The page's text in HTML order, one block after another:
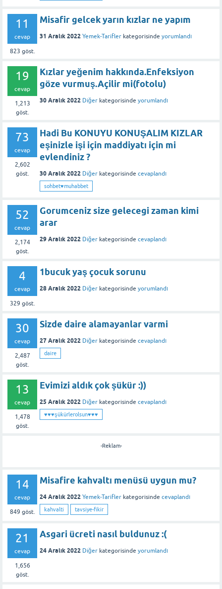
11
cevap
823 göst.
Misafir gelcek yarın kızlar ne yapım
31 Aralık 2022 Yemek-Tarifler kategorisinde yorumlandı
19
cevap
1,213
göst.
Kızlar yeğenim hakkında.Enfeksiyon
göze vurmuş.Açilir mi(fotolu)
30 Aralık 2022 Diğer kategorisinde yorumlandı
73
cevap
2,602
göst.
Hadi Bu KONUYU KONUŞALIM KIZLAR
eşinizle işi için maddiyatı için mi
evlendiniz ?
30 Aralık 2022 Diğer kategorisinde cevaplandı
sohbet♥️muhabbet
52
cevap
2,174
göst.
Gorumceniz size gelecegi zaman kimi
arar
29 Aralık 2022 Diğer kategorisinde cevaplandı
4
cevap
329 göst.
1bucuk yaş çocuk sorunu
28 Aralık 2022 Diğer kategorisinde yorumlandı
30
cevap
2,487
göst.
Sizde daire alamayanlar varmi
27 Aralık 2022 Diğer kategorisinde cevaplandı
daire
13
cevap
1,478
göst.
Evimizi aldık çok şükür :))
25 Aralık 2022 Diğer kategorisinde cevaplandı
♥️♥️♥️şükürlerolsun♥️♥️♥️
-Reklam-
14
cevap
849 göst.
Misafire kahvaltı menüsü uygun mu?
24 Aralık 2022 Yemek-Tarifler kategorisinde cevaplandı
kahvalti tavsiye-fikir
21
cevap
1,656
göst.
Asgari ücreti nasıl buldunuz :(
24 Aralık 2022 Diğer kategorisinde yorumlandı